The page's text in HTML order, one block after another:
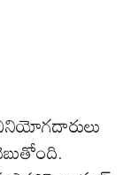
వినియోగదారులు